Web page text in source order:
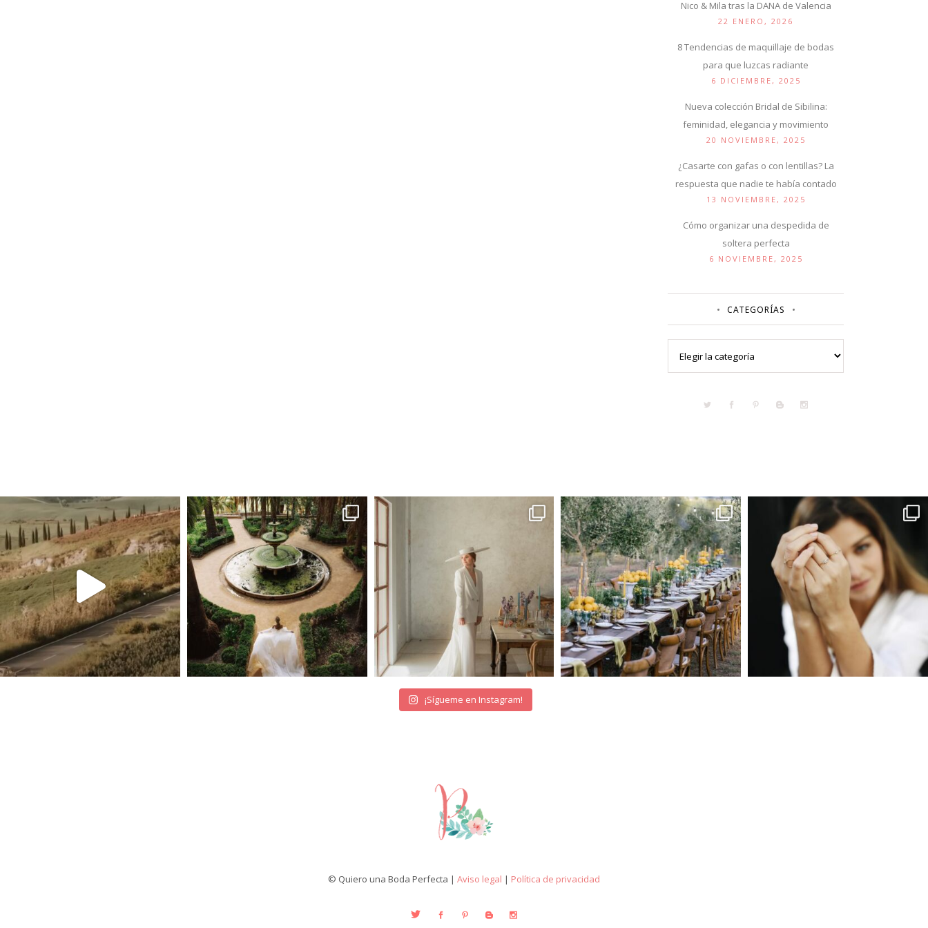
Nico & Mila tras la DANA de Valencia
22 ENERO, 2026
8 Tendencias de maquillaje de bodas
para que luzcas radiante
6 DICIEMBRE, 2025
Nueva colección Bridal de Sibilina:
feminidad, elegancia y movimiento
20 NOVIEMBRE, 2025
¿Casarte con gafas o con lentillas? La
respuesta que nadie te había contado
13 NOVIEMBRE, 2025
Cómo organizar una despedida de
soltera perfecta
6 NOVIEMBRE, 2025
CATEGORÍAS
¡Sígueme en Instagram!
© Quiero una Boda Perfecta | Aviso legal | Política de privacidad